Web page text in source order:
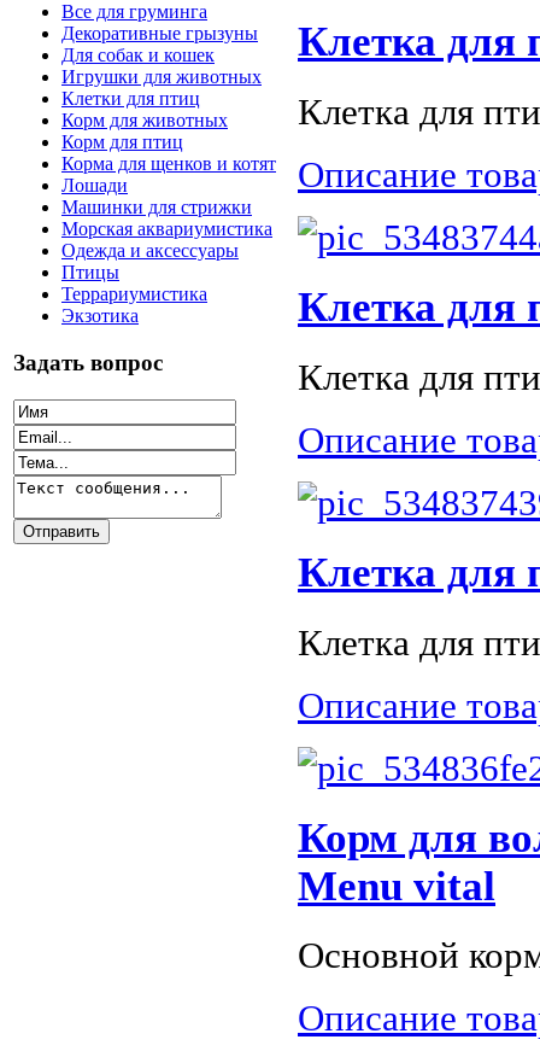
Все для груминга
Декоративные грызуны
Для собак и кошек
Игрушки для животных
Клетки для птиц
Корм для животных
Корм для птиц
Корма для щенков и котят
Лошади
Машинки для стрижки
Морская аквариумистика
Одежда и аксессуары
Птицы
Террариумистика
Экзотика
Задать вопрос
Клетка для
Клетка для
Описание
Клетка для
Клетка для
Описание
Клетка для
Клетка для
Описание
Корм для
Menu vital
Основной
Описание